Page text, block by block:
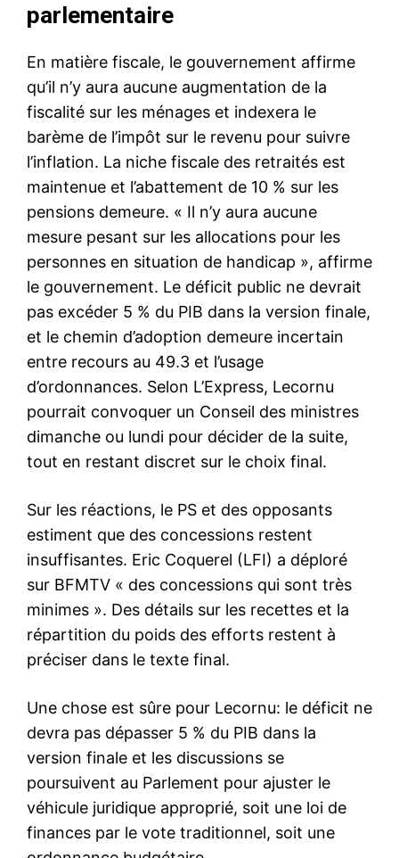
parlementaire
En matière fiscale, le gouvernement affirme
qu’il n’y aura aucune augmentation de la
fiscalité sur les ménages et indexera le
barème de l’impôt sur le revenu pour suivre
l’inflation. La niche fiscale des retraités est
maintenue et l’abattement de 10 % sur les
pensions demeure. « Il n’y aura aucune
mesure pesant sur les allocations pour les
personnes en situation de handicap », affirme
le gouvernement. Le déficit public ne devrait
pas excéder 5 % du PIB dans la version finale,
et le chemin d’adoption demeure incertain
entre recours au 49.3 et l’usage
d’ordonnances. Selon L’Express, Lecornu
pourrait convoquer un Conseil des ministres
dimanche ou lundi pour décider de la suite,
tout en restant discret sur le choix final.
Sur les réactions, le PS et des opposants
estiment que des concessions restent
insuffisantes. Eric Coquerel (LFI) a déploré
sur BFMTV « des concessions qui sont très
minimes ». Des détails sur les recettes et la
répartition du poids des efforts restent à
préciser dans le texte final.
Une chose est sûre pour Lecornu: le déficit ne
devra pas dépasser 5 % du PIB dans la
version finale et les discussions se
poursuivent au Parlement pour ajuster le
véhicule juridique approprié, soit une loi de
finances par le vote traditionnel, soit une